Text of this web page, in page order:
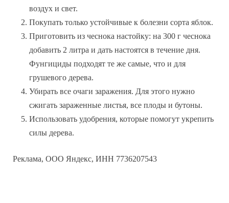
воздух и свет.
Покупать только устойчивые к болезни сорта яблок.
Приготовить из чеснока настойку: на 300 г чеснока
добавить 2 литра и дать настоятся в течение дня.
Фунгициды подходят те же самые, что и для
грушевого дерева.
Убирать все очаги заражения. Для этого нужно
сжигать зараженные листья, все плоды и бутоны.
Использовать удобрения, которые помогут укрепить
силы дерева.
Реклама, ООО Яндекс, ИНН 7736207543